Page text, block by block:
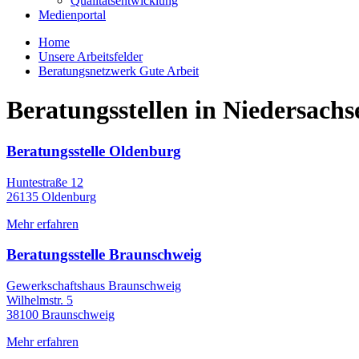
Medienportal
Home
Unsere Arbeitsfelder
Beratungsnetzwerk Gute Arbeit
Beratungsstellen in
Beratungsstelle Oldenburg
Huntestraße 12
26135 Oldenburg
Mehr erfahren
Beratungsstelle Braunschweig
Gewerkschaftshaus Braunschweig
Wilhelmstr. 5
38100 Braunschweig
Mehr erfahren